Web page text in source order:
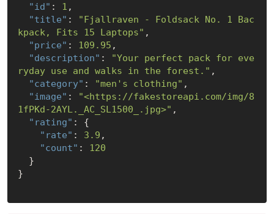
"id" : 1 ,
"title" :
"Fjallraven - Foldsack No. 1 Bac
kpack, Fits 15 Laptops" ,
"price" : 109.95 ,
"description" :
"Your perfect pack for eve
ryday use and walks in the forest." ,
"category" : "men's clothing" ,
"image" :
"<https://fakestoreapi.com/img/8
1fPKd-2AYL._AC_SL1500_.jpg>" ,
"rating" : {
"rate" : 3.9 ,
"count" : 120
}